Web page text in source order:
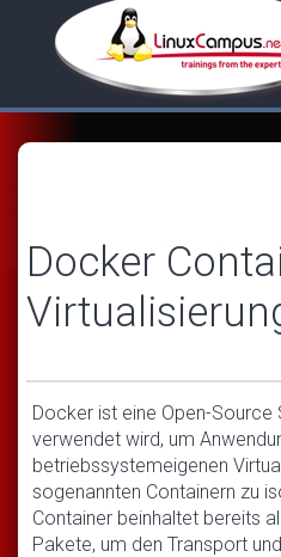
Docker
Docker ist eine Open-Source
verwendet wird, um
betriebssystemeigenen
sogenannten Containern zu
Container beinhaltet bereits
Pakete, um den Transport